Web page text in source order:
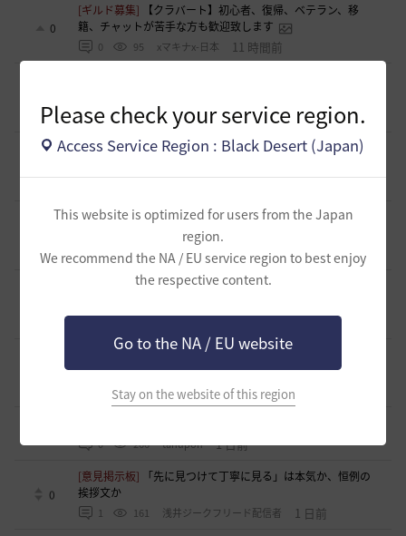
Please check your service region.
Access Service Region : Black Desert (Japan)
This website is optimized for users from the Japan
region.
We recommend the NA / EU service region to best enjoy
the respective content.
Go to the NA / EU website
Stay on the website of this region
0
[ギルド募集]
【クラバート】初心者、復帰、ベテラン、移
籍、チャットが苦手な方も歓迎致します
0 95 xマキナx-日本 11 時間前
1 149 浅井ジークフリード配信者 16 時間前
[ファンアート & 創作]内容ないびみょマンガ その45 転生し
[ギルド募集] 【🍀もんぶらん喫茶🍀】新規復帰者大歓迎！ま
ったり自由なギルドです♪
0 129 ゆぅにゃん 18 時間前
[ギルド募集]【新設1段拠点戦ギルド】「えにぐま」ギルド
キャラの肖像画を撮ると縦長になってしまう
233 無敵で踊り狂う女 20 時間前
0 266 tanupon 1 日前
0
[意見掲示板]
「先に見つけて丁寧に見る」は本気か、恒例の
挨拶文か
1 161 浅井ジークフリード配信者 1 日前